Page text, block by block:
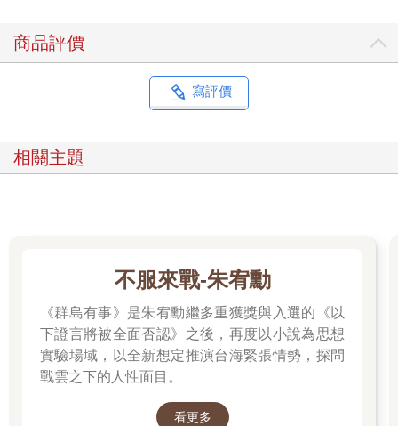
在都沒有滅亡，就是這個理論的最佳證明。用漫長的時間和多數
人的犧牲換來和平，大家卻會以為是神明的恩惠，或是惡魔的力
在我們的腦中，都下載了最低限度的醫學和科學知識。儘管沒有
複雜的理論來解決問題。
「她們被審判為魔女，最後遭受殘忍的酷刑。」
「不是的。魔女會被制裁，是因為和惡魔訂下契約啊，那些罪名
只是後來冠上的。」
「原來是這樣呀。」
「而且一旦被判定為魔女，城裡發生的大小事件都會被怪罪到自
商品評價
寫評價
相關主題
不服來戰-朱宥勳
《群島有事》是朱宥勳繼多重獲獎與入選的《以
下證言將被全面否認》之後，再度以小說為思想
實驗場域，以全新想定推演台海緊張情勢，探問
戰雲之下的人性面目。
看更多